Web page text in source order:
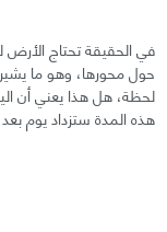
حول محورها، وهو ما يشير
لحظة، هل هذا يعني أن
هذه المدة ستزداد يوم